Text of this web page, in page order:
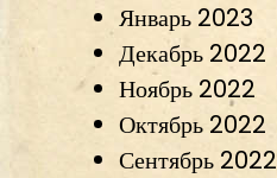
Январь 2023
Декабрь 2022
Ноябрь 2022
Октябрь 2022
Сентябрь 2022